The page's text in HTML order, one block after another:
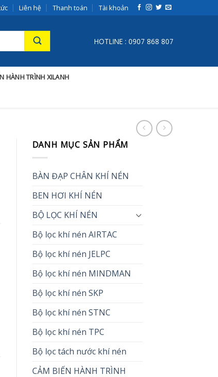
Liên hệ Thanh toán Tài khoản
HOTLINE : 0907 868 807
HÀNH TRÌNH XILANH
DANH MỤC SẢN PHẨM
BÀN ĐẠP CHÂN KHÍ NÉN
BEN HƠI KHÍ NÉN
BỘ LỌC KHÍ NÉN
Bộ lọc khí nén AIRTAC
Bộ lọc khí nén JELPC
Bộ lọc khí nén MINDMAN
Bộ lọc khí nén SKP
Bộ lọc khí nén STNC
Bộ lọc khí nén TPC
Bộ lọc tách nước khí nén
CẢM BIẾN HÀNH TRÌNH